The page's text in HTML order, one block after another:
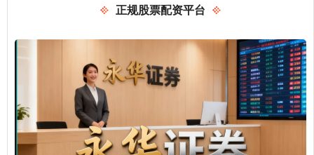
正规股票配资平台